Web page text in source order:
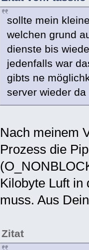
sollte mein
welchen grund
dienste bis
jedenfalls war
gibts ne
server wieder da
Nach meinem
Prozess die
Kilobyte Luft in
muss. Aus
Zitat